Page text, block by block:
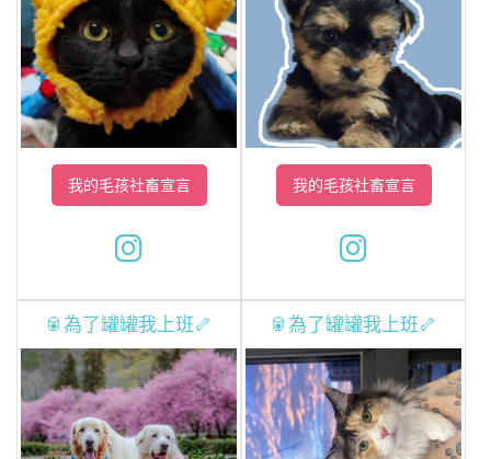
我的毛孩社畜宣言 我的毛孩社畜宣言
🥫為了罐罐我上班🦴 🥫為了罐罐我上班🦴